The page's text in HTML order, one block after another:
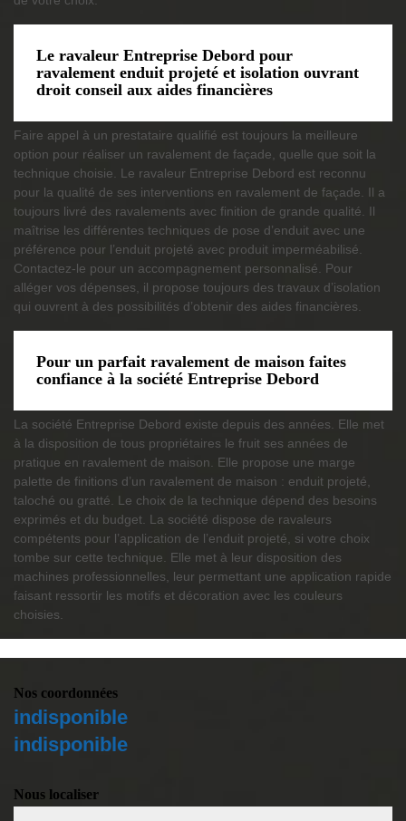
Le ravaleur Entreprise Debord pour
ravalement enduit projeté et isolation ouvrant
droit conseil aux aides financières
Faire appel à un prestataire qualifié est toujours la meilleure
option pour réaliser un ravalement de façade, quelle que soit la
technique choisie. Le ravaleur Entreprise Debord est reconnu
pour la qualité de ses interventions en ravalement de façade. Il a
toujours livré des ravalements avec finition de grande qualité. Il
maîtrise les différentes techniques de pose d’enduit avec une
préférence pour l’enduit projeté avec produit imperméabilisé.
Contactez-le pour un accompagnement personnalisé. Pour
alléger vos dépenses, il propose toujours des travaux d’isolation
qui ouvrent à des possibilités d’obtenir des aides financières.
Pour un parfait ravalement de maison faites
confiance à la société Entreprise Debord
La société Entreprise Debord existe depuis des années. Elle met
à la disposition de tous propriétaires le fruit ses années de
pratique en ravalement de maison. Elle propose une marge
palette de finitions d’un ravalement de maison : enduit projeté,
taloché ou gratté. Le choix de la technique dépend des besoins
exprimés et du budget. La société dispose de ravaleurs
compétents pour l’application de l’enduit projeté, si votre choix
tombe sur cette technique. Elle met à leur disposition des
machines professionnelles, leur permettant une application rapide
faisant ressortir les motifs et décoration avec les couleurs
choisies.
Nos coordonnées
indisponible
indisponible
Nous localiser